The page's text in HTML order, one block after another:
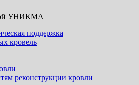
УНИКМА
поддержка
кровель
реконструкции кровли